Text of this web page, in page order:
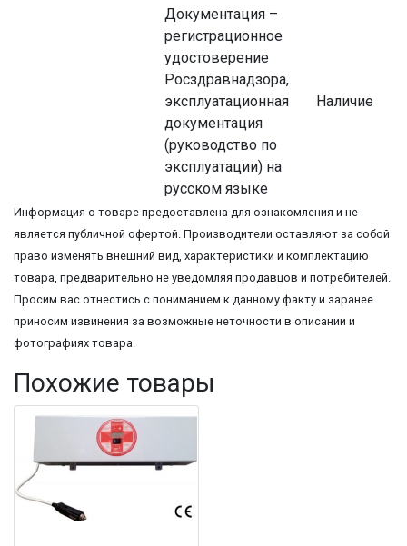
Документация –
регистрационное
удостоверение
Росздравнадзора,
эксплуатационная
документация
(руководство по
эксплуатации) на
русском языке
Наличие
Информация о товаре предоставлена для ознакомления и не
является публичной офертой. Производители оставляют за собой
право изменять внешний вид, характеристики и комплектацию
товара, предварительно не уведомляя продавцов и потребителей.
Просим вас отнестись с пониманием к данному факту и заранее
приносим извинения за возможные неточности в описании и
фотографиях товара.
Похожие товары